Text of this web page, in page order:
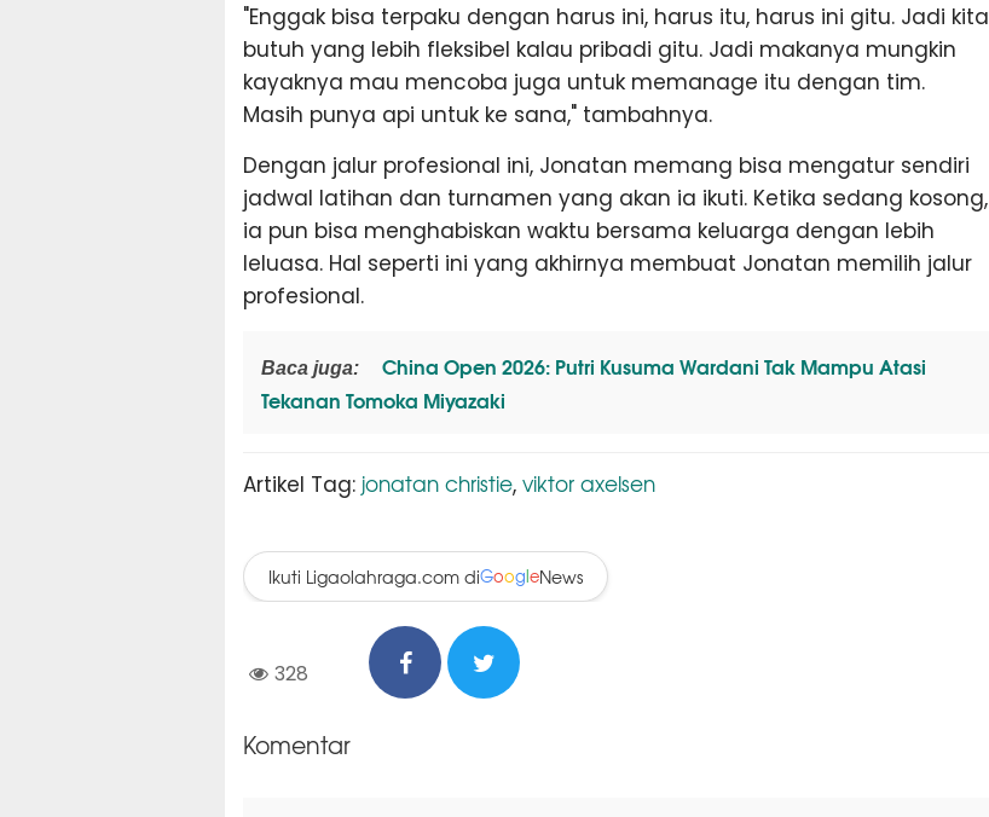
"Enggak bisa terpaku dengan harus ini, harus itu, harus ini gitu. Jadi kita
butuh yang lebih fleksibel kalau pribadi gitu. Jadi makanya mungkin
kayaknya mau mencoba juga untuk memanage itu dengan tim.
Masih punya api untuk ke sana," tambahnya.
Dengan jalur profesional ini, Jonatan memang bisa mengatur sendiri
jadwal latihan dan turnamen yang akan ia ikuti. Ketika sedang kosong,
ia pun bisa menghabiskan waktu bersama keluarga dengan lebih
leluasa. Hal seperti ini yang akhirnya membuat Jonatan memilih jalur
profesional.
Baca juga:
China Open 2026: Putri Kusuma Wardani Tak Mampu Atasi
Tekanan Tomoka Miyazaki
Artikel Tag: jonatan christie, viktor axelsen
Ikuti Ligaolahraga.com diGoogleNews
328
Komentar